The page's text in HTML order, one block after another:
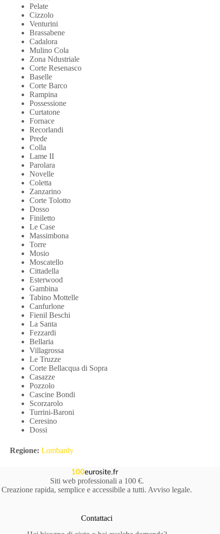
Pelate
Cizzolo
Venturini
Brassabene
Cadalora
Mulino Cola
Zona Ndustriale
Corte Resenasco
Baselle
Corte Barco
Rampina
Possessione
Curtatone
Fornace
Recorlandi
Prede
Colla
Lame II
Parolara
Novelle
Coletta
Zanzarino
Corte Tolotto
Dosso
Finiletto
Le Case
Massimbona
Torre
Mosio
Moscatello
Cittadella
Esterwood
Gambina
Tabino Mottelle
Canfurlone
Fienil Beschi
La Santa
Fezzardi
Bellaria
Villagrossa
Le Truzze
Corte Bellacqua di Sopra
Casazze
Pozzolo
Cascine Bondi
Scorzarolo
Turrini-Baroni
Ceresino
Dossi
Regione: Lombardy
Siti web professionali a 100 €.
Creazione rapida, semplice e accessibile a tutti. Avviso legale.
Contattaci